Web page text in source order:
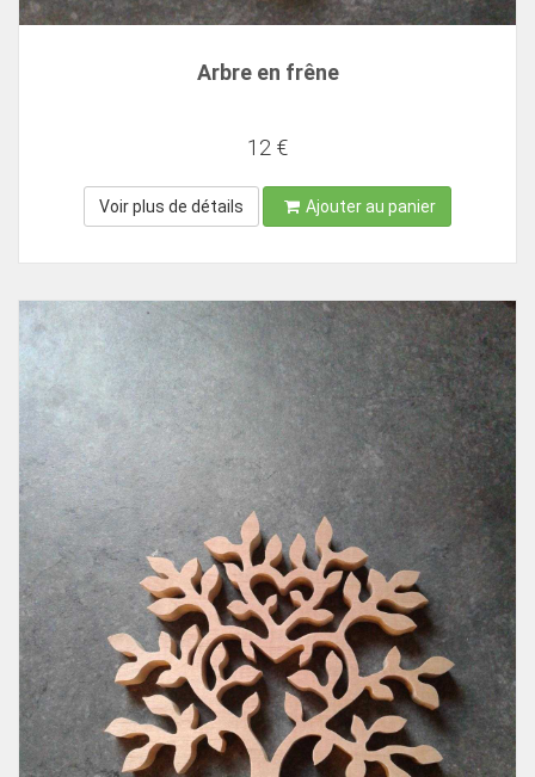
Arbre en frêne
12 €
Voir plus de détails Ajouter au panier